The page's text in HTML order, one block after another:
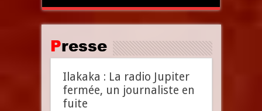
Presse
Ilakaka : La radio Jupiter
fermée, un journaliste en
fuite